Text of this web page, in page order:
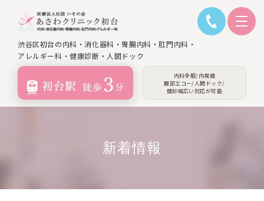
渋谷区初台の内科・消化器科・胃腸内科・肛門内科・
アレルギー科・健康診断・人間ドック
内科全般/内視鏡
腹部エコー/人間ドック/
健診幅広い対応が可能
新着情報